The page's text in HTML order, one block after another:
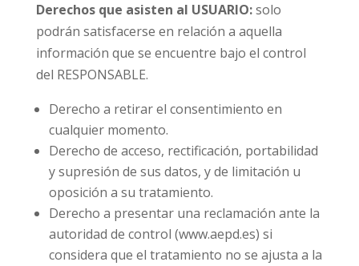
Derechos que asisten al USUARIO:solo
podrán satisfacerse en relación a aquella
información que se encuentre bajo el control
del RESPONSABLE.
Derecho a retirar el consentimiento en
cualquier momento.
Derecho de acceso, rectificación, portabilidad
y supresión de sus datos, y de limitación u
oposición a su tratamiento.
Derecho a presentar una reclamación ante la
autoridad de control (www.aepd.es) si
considera que el tratamiento no se ajusta a la